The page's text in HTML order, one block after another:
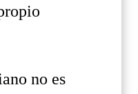
no es